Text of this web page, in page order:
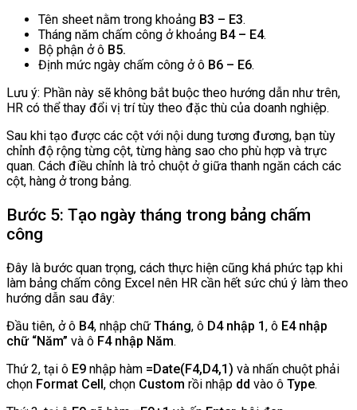
Tên sheet nằm trong khoảng B3 – E3.
Tháng năm chấm công ở khoảng B4 – E4.
Bộ phận ở ô B5.
Định mức ngày chấm công ở ô B6 – E6.
Lưu ý: Phần này sẽ không bắt buộc theo hướng dẫn như trên,
HR có thể thay đổi vị trí tùy theo đặc thù của doanh nghiệp.
Sau khi tạo được các cột với nội dung tương đương, bạn tùy
chỉnh độ rộng từng cột, từng hàng sao cho phù hợp và trực
quan. Cách điều chỉnh là trỏ chuột ở giữa thanh ngăn cách các
cột, hàng ở trong bảng.
Bước 5: Tạo ngày tháng trong bảng chấm
công
Đây là bước quan trọng, cách thực hiện cũng khá phức tạp khi
làm bảng chấm công Excel nên HR cần hết sức chú ý làm theo
hướng dẫn sau đây:
Đầu tiên, ở ô B4, nhập chữ Tháng, ô D4 nhập 1, ô E4 nhập
chữ “Năm” và ô F4 nhập Năm.
Thứ 2, tại ô E9 nhập hàm =Date(F4,D4,1) và nhấn chuột phải
chọn Format Cell, chọn Custom rồi nhập dd vào ô Type.